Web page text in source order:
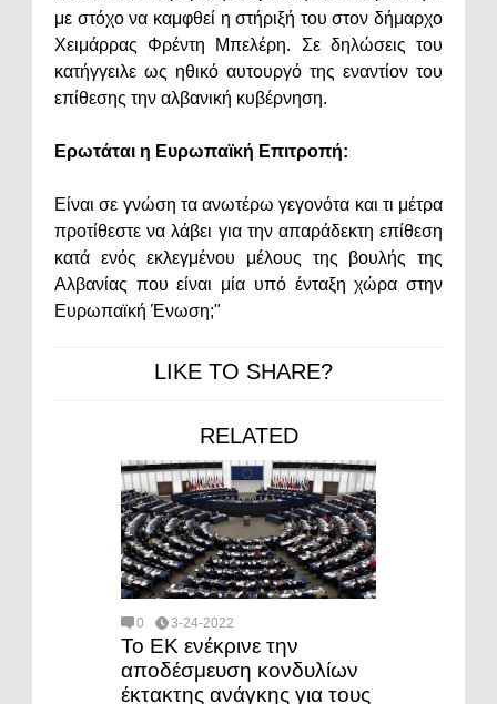
με στόχο να καμφθεί η στήριξή του στον δήμαρχο
Χειμάρρας Φρέντη Μπελέρη. Σε δηλώσεις του
κατήγγειλε ως ηθικό αυτουργό της εναντίον του
επίθεσης την αλβανική κυβέρνηση.
Ερωτάται η Ευρωπαϊκή Επιτροπή:
Είναι σε γνώση τα ανωτέρω γεγονότα και τι μέτρα
προτίθεστε να λάβει για την απαράδεκτη επίθεση
κατά ενός εκλεγμένου μέλους της βουλής της
Αλβανίας που είναι μία υπό ένταξη χώρα στην
Ευρωπαϊκή Ένωση;"
LIKE TO SHARE?
RELATED
0 3-24-2022
Το ΕΚ ενέκρινε την
αποδέσμευση κονδυλίων
έκτακτης ανάγκης για τους